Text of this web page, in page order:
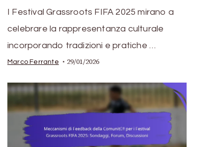
I Festival Grassroots FIFA 2025 mirano a
celebrare la rappresentanza culturale
incorporando tradizioni e pratiche …
Marco Ferrante 29/01/2026